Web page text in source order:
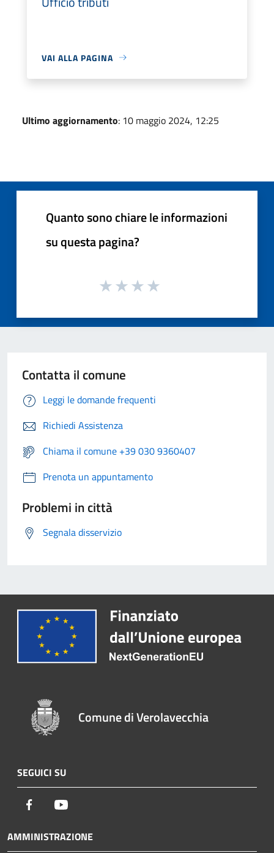
VAI ALLA PAGINA
Ultimo aggiornamento: 10 maggio 2024, 12:25
Quanto sono chiare le informazioni
su questa pagina?
Contatta il comune
Leggi le domande frequenti
Richiedi Assistenza
Chiama il comune +39 030 9360407
Prenota un appuntamento
Problemi in città
Segnala disservizio
Comune di Verolavecchia
SEGUICI SU
Facebook
AMMINISTRAZIONE